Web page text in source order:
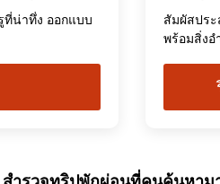
ที่น่าทึ่ง ออกแบบ
สัมผัสปร
พร้อมสิ่งอ